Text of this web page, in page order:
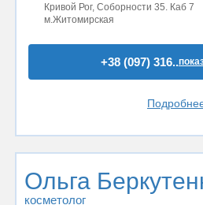
Кривой Рог, Соборности 35. Каб 7
м.Житомирская
+38 (097) 316..
Ольга
косметолог